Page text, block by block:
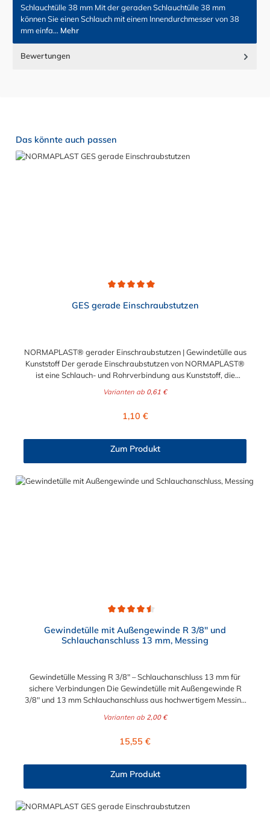
Schlauchtülle 38 mm Mit der geraden Schlauchtülle 38 mm
können Sie einen Schlauch mit einem Innendurchmesser von 38
mm einfa… Mehr
Bewertungen
Produktgalerie überspringen
Das könnte auch passen
GES gerade Einschraubstutzen
NORMAPLAST® gerader Einschraubstutzen | Gewindetülle aus
Kunststoff Der gerade Einschraubstutzen von NORMAPLAST®
ist eine Schlauch- und Rohrverbindung aus Kunststoff, die
kostengünstig miteinander verbindet. Der gerade
Automobilbau sowie in fast allen Industriebereichen. Diese
der einen Seite, sowie einen Schlauch-Anschlussstutzen auf der
Gegebenenfalls kann eine zusätzliche Sicherung der
Varianten ab 0,61 €
Regulärer Preis:
1,10 €
Zum Produkt
Gewindetülle mit Außengewinde R 3/8" und
Schlauchanschluss 13 mm, Messing
Gewindetülle Messing R 3/8" – Schlauchanschluss 13 mm für
sichere Verbindungen Die Gewindetülle mit Außengewinde R
3/8" und 13 mm Schlauchanschluss aus hochwertigem Messing
Schlauchverbindungen. Dank präziser Fertigung gewährleistet
Gewindeanschluss – perfekt für Anwendungen in Wasser-, Luft-,
3/8" (konisch nach ISO 7/1) Anschluss 2: Schlauchanschluss Ø
13 mm Hohe Druck- und Temperaturbeständigkeit Korrosions-
und verschleißfest Geeignet für Wasser, Luft, Öl und neutrale
Varianten ab 2,00 €
Regulärer Preis:
15,55 €
Zum Produkt